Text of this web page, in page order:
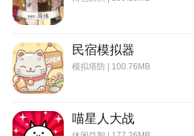
民宿模拟器
模拟塔防 | 100.76MB
喵星人大战